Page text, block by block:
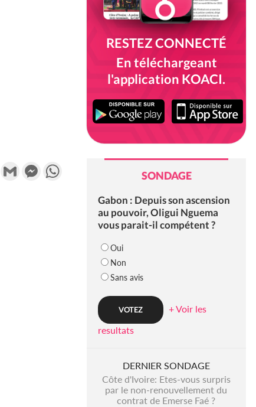
Email Gmail Messenger
RESTEZ CONNECTÉ
En téléchargeant
l'application KOACI.
SONDAGE
Gabon : Depuis son ascension
au pouvoir, Oligui Nguema
vous parait-il compétent ?
Oui
Non
Sans avis
+ Voir les
resultats
DERNIER SONDAGE
Côte d'Ivoire: Etes-vous surpris
par le non-renouvellement du
contrat de Emerse Faé ?